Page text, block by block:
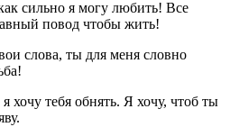
сильно я могу любить! Все
повод чтобы жить!
слова, ты для меня словно
хочу тебя обнять. Я хочу, чтоб ты